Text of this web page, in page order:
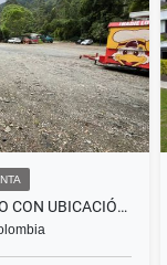
LOTE PARQUEADERO CON UBICACIÓN ESTRATÉGICA EN ENVIGADO